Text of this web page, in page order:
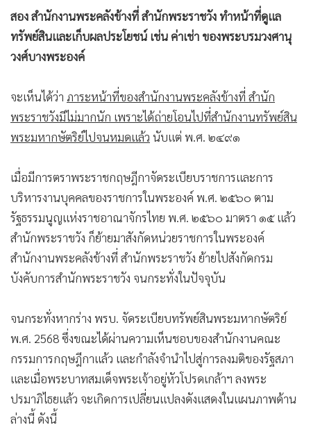
News1
• Gotomanager
ทรัพย์สินและเก็บผลประโยชน์ เช่น ค่าเช่า ของพระบรมวงศานุ
วงศ์บางพระองค์
พระราชวังมีไม่มากนัก เพราะได้ถ่ายโอนไปที่สำนักงานทรัพย์สิน
พระมหากษัตริย์ไปจนหมดแล้วนับแต่ พ.ศ. ๒๔๙๑
บริหารงานบุคคลของราชการในพระองค์ พ.ศ. ๒๕๖๐ ตาม
รัฐธรรมนูญแห่งราชอาณาจักรไทย พ.ศ. ๒๕๖๐ มาตรา ๑๕ แล้ว
สำนักพระราชวัง ก็ย้ายมาสังกัดหน่วยราชการในพระองค์
สำนักงานพระคลังข้างที่ สำนักพระราชวัง ย้ายไปสังกัดกรม
บังคับการสำนักพระราชวัง จนกระทั่งในปัจจุบัน
พ.ศ. 2568 ซึ่งขณะได้ผ่านความเห็นชอบของสำนักงานคณะ
กรรมการกฤษฎีกาแล้ว และกำลังจำนำไปสู่การลงมติของรัฐสภา
และเมื่อพระบาทสมเด็จพระเจ้าอยู่หัวโปรดเกล้าฯ ลงพระ
ปรมาภิไธยแล้ว จะเกิดการเปลี่ยนแปลงดังแสดงในแผนภาพด้าน
ล่างนี้ ดังนี้